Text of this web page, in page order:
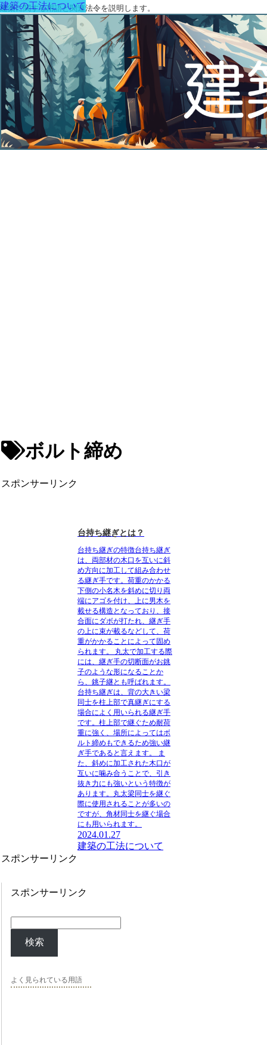
建築に関する用語と関連法令を説明します。
ボルト締め
スポンサーリンク
建築の工法について
台持ち継ぎとは？
台持ち継ぎの特徴台持ち継ぎ
は、両部材の木口を互いに斜
め方向に加工して組み合わせ
る継ぎ手です。 荷重のかかる
下側の小名木を斜めに切り両
端にアゴを付け、上に男木を
載せる構造となっており、接
合面にダボが打たれ、継ぎ手
の上に束が載るなどして、荷
重がかかることによって固め
られます。
丸太で加工する際
には、継ぎ手の切断面がお銚
子のような形になることか
ら、銚子継とも呼ばれます。
台持ち継ぎは、背の大きい梁
同士を柱上部で真継ぎにする
場合によく用いられる継ぎ手
です。 柱上部で継ぐため耐荷
重に強く、場所によってはボ
ルト締めもできるため強い継
ぎ手であると言えます。
ま
た、斜めに加工された木口が
互いに噛み合うことで、引き
抜き力にも強いという特徴が
あります。丸太梁同士を継ぐ
際に使用されることが多いの
ですが、角材同士を継ぐ場合
にも用いられます。
2024.01.27
建築の工法について
スポンサーリンク
スポンサーリンク
検索
よく見られている用語